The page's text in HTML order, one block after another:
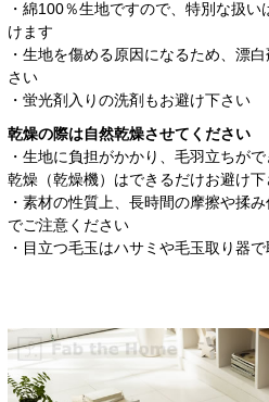
・綿100％生地ですので、特別な扱
けます
・生地を傷める原因になるため、漂
さい
・蛍光剤入りの洗剤もお避け下さい
乾燥の際は自然乾燥させてください
・生地に負担がかかり、毛羽立ちが
乾燥（乾燥機）はできるだけお避け下
・素材の性質上、長時間の摩擦や揉
でご注意ください
・目立つ毛玉はハサミや毛玉取り器